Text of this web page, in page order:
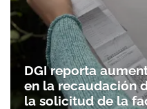
DGI reporta
en la recaudación
la solicitud de la